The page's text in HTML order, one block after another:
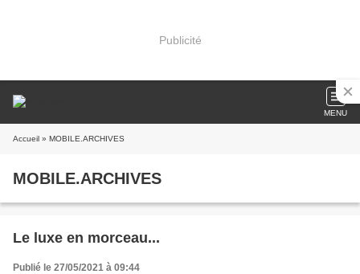
Publicité
MENU
Accueil » MOBILE.ARCHIVES
MOBILE.ARCHIVES
Le luxe en morceau...
Publié le 27/05/2021 à 09:44